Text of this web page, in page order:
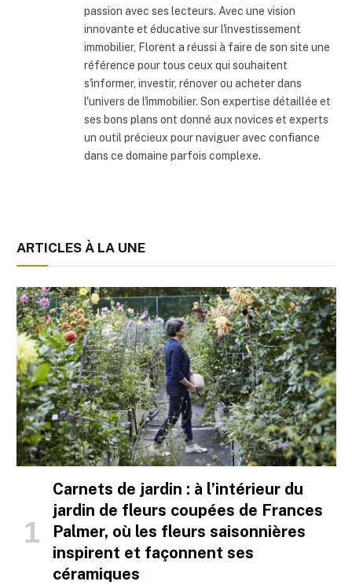
passion avec ses lecteurs. Avec une vision
innovante et éducative sur l'investissement
immobilier, Florent a réussi à faire de son site une
référence pour tous ceux qui souhaitent
s'informer, investir, rénover ou acheter dans
l'univers de l'immobilier. Son expertise détaillée et
ses bons plans ont donné aux novices et experts
un outil précieux pour naviguer avec confiance
dans ce domaine parfois complexe.
ARTICLES À LA UNE
Carnets de jardin : à l’intérieur du
jardin de fleurs coupées de Frances
Palmer, où les fleurs saisonnières
inspirent et façonnent ses
céramiques